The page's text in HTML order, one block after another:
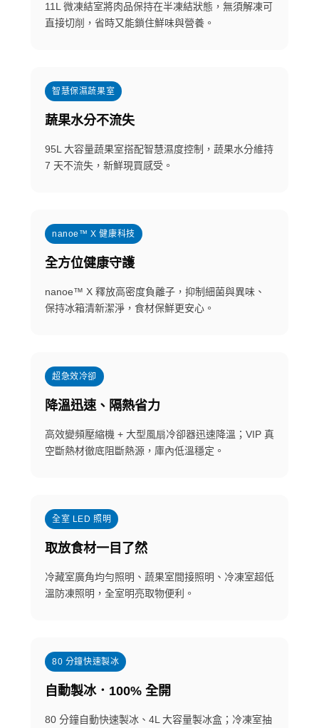
11L 微凍結室將肉品保持在半凍結狀態，無須解凍可
直接切削，省時又能鎖住鮮味與營養。
智慧保濕蔬果室
蔬果水分不流失
95L 大容量蔬果室搭配智慧濕度控制，蔬果水分維持
7 天不流失，新鮮現買感受。
nanoe™ X 健康科技
全方位健康守護
nanoe™ X 釋放高密度負離子，抑制細菌與異味、
保持冰箱清新潔淨，食材保鮮更安心。
超急效冷卻
降溫迅速、隔熱省力
高效變頻壓縮機 + 大型風扇冷卻器迅速降溫；VIP 真
空斷熱材徹底阻斷熱源，庫內低溫穩定。
全室 LED 照明
取放食材一目了然
冷藏室廣角均勻照明、蔬果室間接照明、冷凍室超低
溫防凍照明，全室明亮取物便利。
80 分鐘快速製冰
自動製冰．100% 全開
80 分鐘自動快速製冰、4L 大容量製冰盒；冷凍室抽